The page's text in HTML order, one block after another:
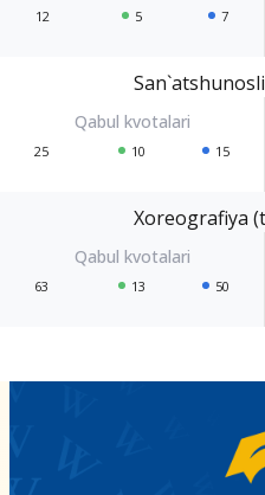
12 5 7
25 10 15
Xoreografiya
63 13 50